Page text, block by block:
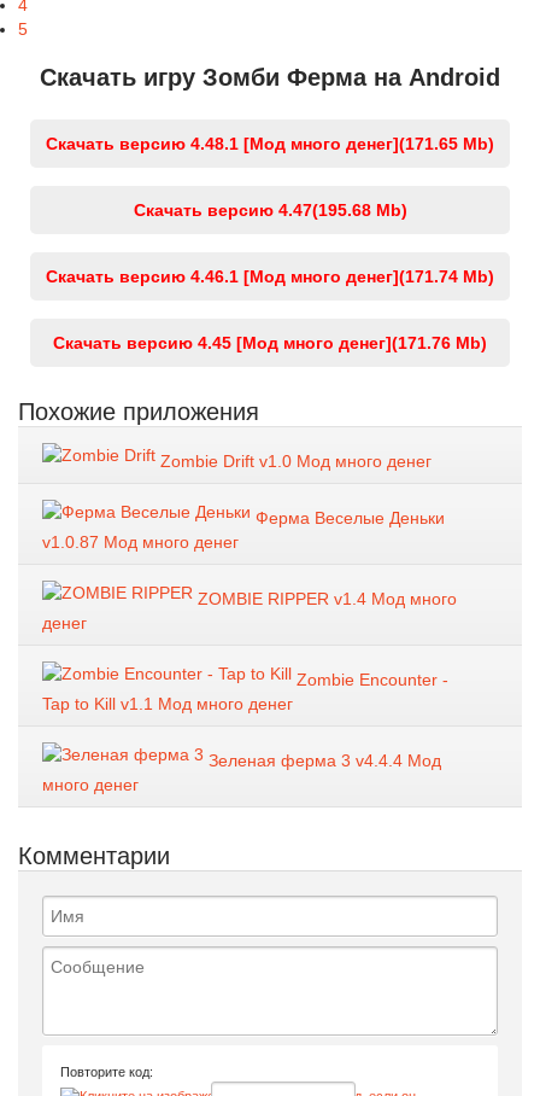
4
5
Скачать игру Зомби Ферма на Android
Скачать версию 4.48.1 [Мод много денег](171.65 Mb)
Скачать версию 4.47(195.68 Mb)
Скачать версию 4.46.1 [Мод много денег](171.74 Mb)
Скачать версию 4.45 [Мод много денег](171.76 Mb)
Похожие приложения
Zombie Drift v1.0 Мод много денег
Ферма Веселые Деньки
v1.0.87 Мод много денег
ZOMBIE RIPPER v1.4 Мод много
денег
Zombie Encounter -
Tap to Kill v1.1 Мод много денег
Зеленая ферма 3 v4.4.4 Мод
много денег
Комментарии
Повторите код: